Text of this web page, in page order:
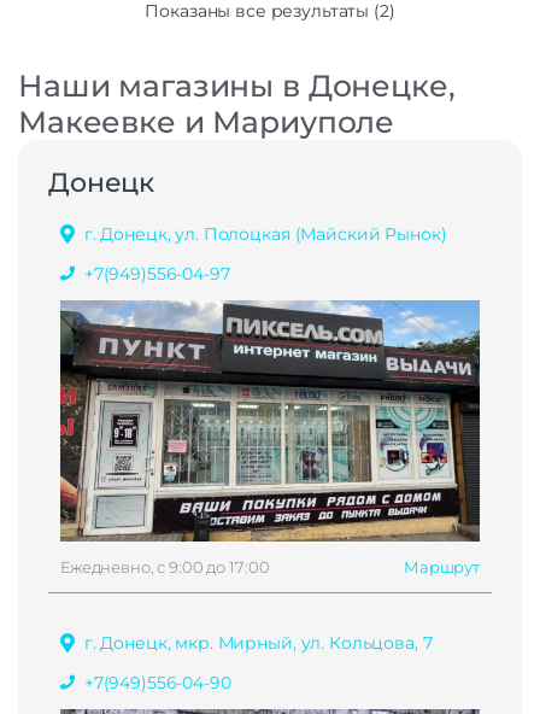
Показаны все результаты (2)
Наши магазины в Донецке,
Макеевке и Мариуполе
Донецк
г. Донецк, ул. Полоцкая (Майский Рынок)
+7(949)556-04-97
Ежедневно, с 9:00 до 17:00 Маршрут
г. Донецк, мкр. Мирный, ул. Кольцова, 7
+7(949)556-04-90